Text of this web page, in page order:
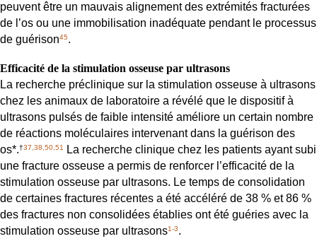
peuvent être un mauvais alignement des extrémités fracturées
de l’os ou une immobilisation inadéquate pendant le processus
de guérison45.
Efficacité de la stimulation osseuse par ultrasons
La recherche préclinique sur la stimulation osseuse à ultrasons
chez les animaux de laboratoire a révélé que le dispositif à
ultrasons pulsés de faible intensité améliore un certain nombre
de réactions moléculaires intervenant dans la guérison des
os*.†37,38,50,51
La recherche clinique chez les patients ayant subi
une fracture osseuse a permis de renforcer l’efficacité de la
stimulation osseuse par ultrasons. Le temps de consolidation
de certaines fractures récentes a été accéléré de 38 % et 86 %
des fractures non consolidées établies ont été guéries avec la
stimulation osseuse par ultrasons1-3.